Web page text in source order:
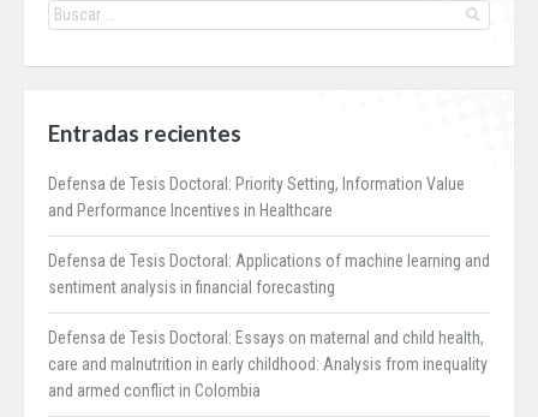
Entradas recientes
Defensa de Tesis Doctoral: Priority Setting, Information Value
and Performance Incentives in Healthcare
Defensa de Tesis Doctoral: Applications of machine learning and
sentiment analysis in financial forecasting
Defensa de Tesis Doctoral: Essays on maternal and child health,
care and malnutrition in early childhood: Analysis from inequality
and armed conflict in Colombia